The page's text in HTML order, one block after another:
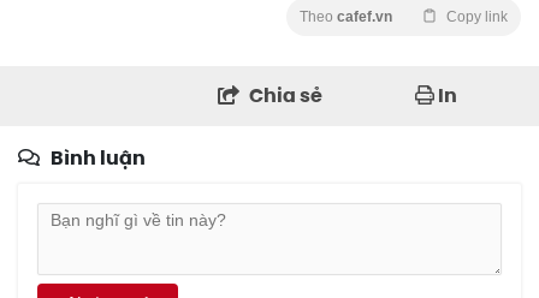
Theo cafef.vn Copy link
Chia sẻ In
Bình luận